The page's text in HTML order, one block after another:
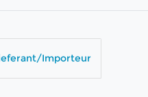
Importeur